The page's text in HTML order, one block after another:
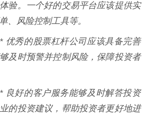
验。一个好的交易平台应该提供实
、风险控制工具等。
优秀的股票杠杆公司应该具备完善
及时预警并控制风险，保障投资者
良好的客户服务能够及时解答投资
的投资建议，帮助投资者更好地进